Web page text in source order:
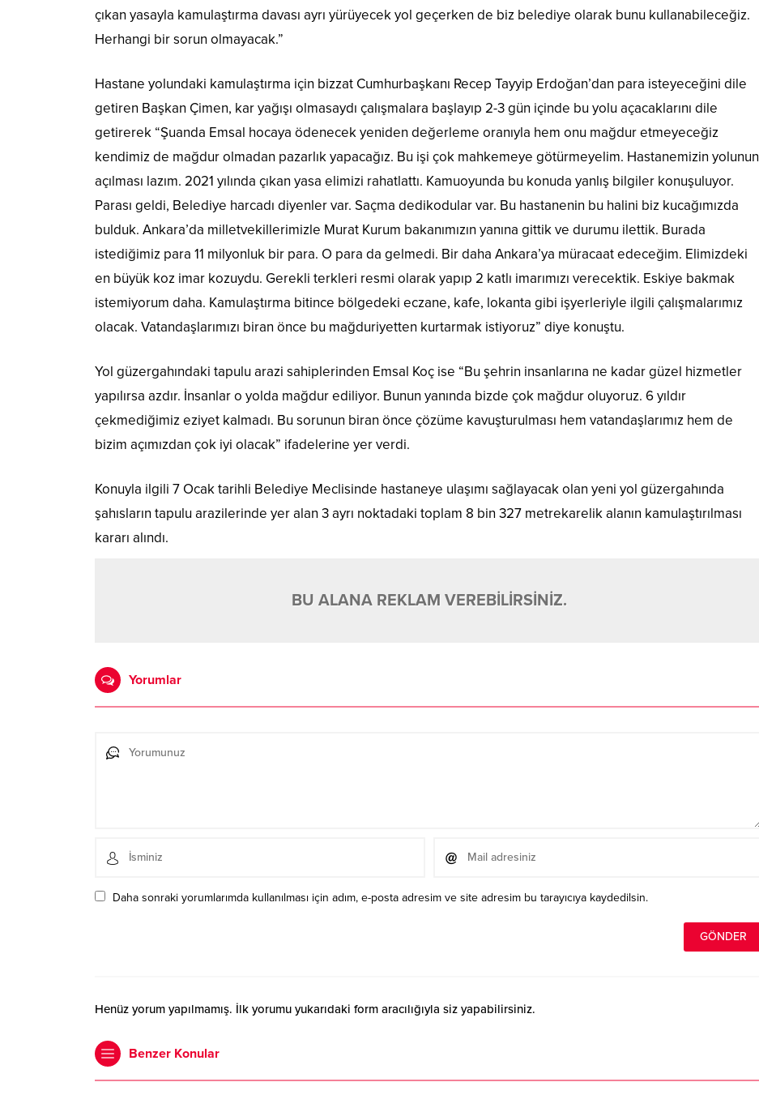
çıkan yasayla kamulaştırma davası ayrı yürüyecek yol geçerken de biz belediye olarak bunu kullanabileceğiz.
Herhangi bir sorun olmayacak.”
Hastane yolundaki kamulaştırma için bizzat Cumhurbaşkanı Recep Tayyip Erdoğan’dan para isteyeceğini dile
getiren Başkan Çimen, kar yağışı olmasaydı çalışmalara başlayıp 2-3 gün içinde bu yolu açacaklarını dile
getirerek “Şuanda Emsal hocaya ödenecek yeniden değerleme oranıyla hem onu mağdur etmeyeceğiz
kendimiz de mağdur olmadan pazarlık yapacağız. Bu işi çok mahkemeye götürmeyelim. Hastanemizin yolunun
açılması lazım. 2021 yılında çıkan yasa elimizi rahatlattı. Kamuoyunda bu konuda yanlış bilgiler konuşuluyor.
Parası geldi, Belediye harcadı diyenler var. Saçma dedikodular var. Bu hastanenin bu halini biz kucağımızda
bulduk. Ankara’da milletvekillerimizle Murat Kurum bakanımızın yanına gittik ve durumu ilettik. Burada
istediğimiz para 11 milyonluk bir para. O para da gelmedi. Bir daha Ankara’ya müracaat edeceğim. Elimizdeki
en büyük koz imar kozuydu. Gerekli terkleri resmi olarak yapıp 2 katlı imarımızı verecektik. Eskiye bakmak
istemiyorum daha. Kamulaştırma bitince bölgedeki eczane, kafe, lokanta gibi işyerleriyle ilgili çalışmalarımız
olacak. Vatandaşlarımızı biran önce bu mağduriyetten kurtarmak istiyoruz” diye konuştu.
Yol güzergahındaki tapulu arazi sahiplerinden Emsal Koç ise “Bu şehrin insanlarına ne kadar güzel hizmetler
yapılırsa azdır. İnsanlar o yolda mağdur ediliyor. Bunun yanında bizde çok mağdur oluyoruz. 6 yıldır
çekmediğimiz eziyet kalmadı. Bu sorunun biran önce çözüme kavuşturulması hem vatandaşlarımız hem de
bizim açımızdan çok iyi olacak” ifadelerine yer verdi.
Konuyla ilgili 7 Ocak tarihli Belediye Meclisinde hastaneye ulaşımı sağlayacak olan yeni yol güzergahında
şahısların tapulu arazilerinde yer alan 3 ayrı noktadaki toplam 8 bin 327 metrekarelik alanın kamulaştırılması
kararı alındı.
BU ALANA REKLAM VEREBİLİRSİNİZ.
Yorumlar
Daha sonraki yorumlarımda kullanılması için adım, e-posta adresim ve site adresim bu tarayıcıya kaydedilsin.
Henüz yorum yapılmamış. İlk yorumu yukarıdaki form aracılığıyla siz yapabilirsiniz.
Benzer Konular